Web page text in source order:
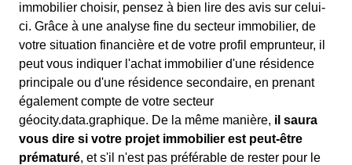
immobilier choisir, pensez à bien lire des avis sur celui-
ci. Grâce à une analyse fine du secteur immobilier, de
votre situation financière et de votre profil emprunteur, il
peut vous indiquer l'achat immobilier d'une résidence
principale ou d'une résidence secondaire, en prenant
également compte de votre secteur
géocity.data.graphique. De la même manière, il saura
vous dire si votre projet immobilier est peut-être
prématuré, et s'il n'est pas préférable de rester pour le